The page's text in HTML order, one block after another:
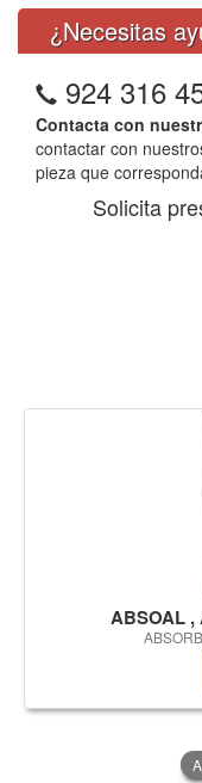
¿Necesitas
924 316
Contacta con
contactar con
pieza que
Solicita
ABSOAL ,